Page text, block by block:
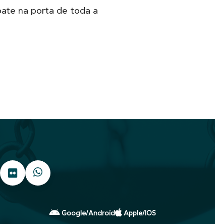
na porta de toda a
Google/Android Apple/IOS